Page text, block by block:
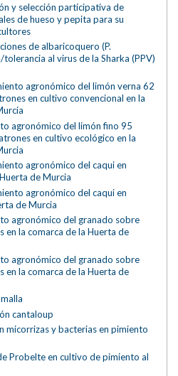
y selección participativa de
de hueso y pepita para su
de albaricoquero (P.
al virus de la Sharka (PPV)
agronómico del limón verna 62
en cultivo convencional en la
agronómico del limón fino 95
en cultivo ecológico en la
agronómico del caqui en
de Murcia
agronómico del caqui en
de Murcia
agronómico del granado sobre
la comarca de la Huerta de
agronómico del granado sobre
la comarca de la Huerta de
cantaloup
micorrizas y bacterias en pimiento
Probelte en cultivo de pimiento al